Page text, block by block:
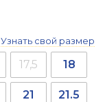
Узнать свой размер
17,5 18
21 21.5